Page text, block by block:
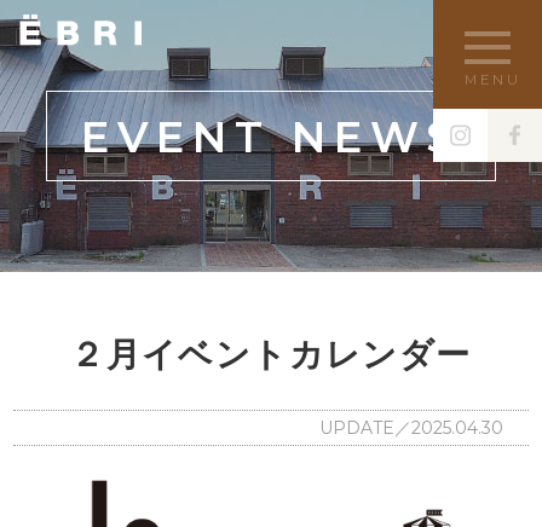
MENU
EVENT NEWS
２月イベントカレンダー
UPDATE／2025.04.30